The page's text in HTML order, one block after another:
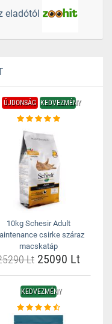
eladótól
ÚJDONSÁG KEDVEZMÉNY
10kg Schesir Adult
csirke száraz
macskatáp
Lt 25090 Lt
KEDVEZMÉNY